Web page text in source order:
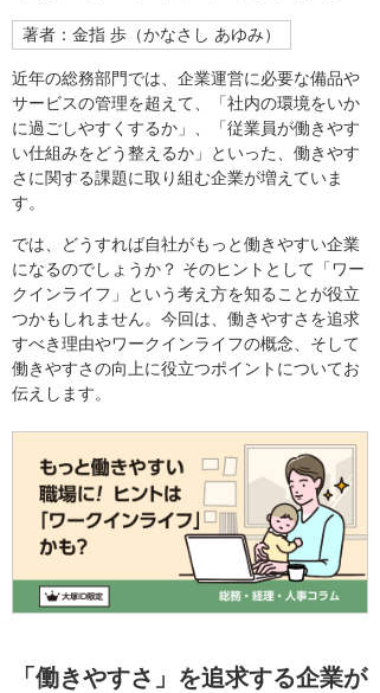
著者：金指 歩（かなさし あゆみ）
近年の総務部門では、企業運営に必要な備品や
サービスの管理を超えて、「社内の環境をいか
に過ごしやすくするか」、「従業員が働きやす
い仕組みをどう整えるか」といった、働きやす
さに関する課題に取り組む企業が増えていま
す。
では、どうすれば自社がもっと働きやすい企業
になるのでしょうか？ そのヒントとして「ワー
クインライフ」という考え方を知ることが役立
つかもしれません。今回は、働きやすさを追求
すべき理由やワークインライフの概念、そして
働きやすさの向上に役立つポイントについてお
伝えします。
「働きやすさ」を追求する企業が